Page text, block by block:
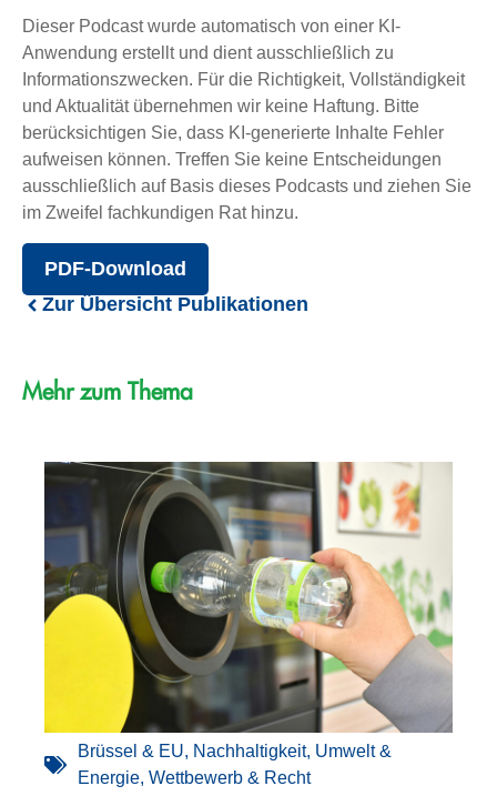
Dieser Podcast wurde automatisch von einer KI-
Anwendung erstellt und dient ausschließlich zu
Informationszwecken. Für die Richtigkeit, Vollständigkeit
und Aktualität übernehmen wir keine Haftung. Bitte
berücksichtigen Sie, dass KI-generierte Inhalte Fehler
aufweisen können. Treffen Sie keine Entscheidungen
ausschließlich auf Basis dieses Podcasts und ziehen Sie
im Zweifel fachkundigen Rat hinzu.
PDF-Download
Zur Übersicht Publikationen
Mehr zum Thema
Brüssel & EU, Nachhaltigkeit, Umwelt &
Energie, Wettbewerb & Recht